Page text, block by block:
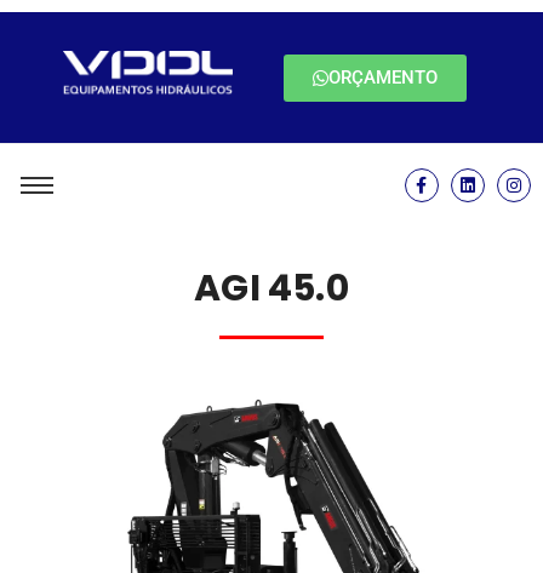
ORÇAMENTO
AGI 45.0